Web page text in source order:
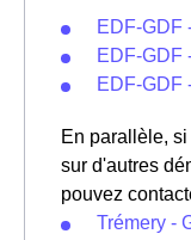
EDF-GDF
EDF-GDF
EDF-GDF
En parallèle,
sur d'autres
pouvez
Trémery -